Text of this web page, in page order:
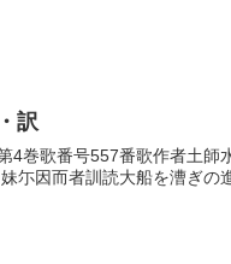
訳
巻歌番号557番歌作者土師
尓因而者訓読大船を漕ぎの